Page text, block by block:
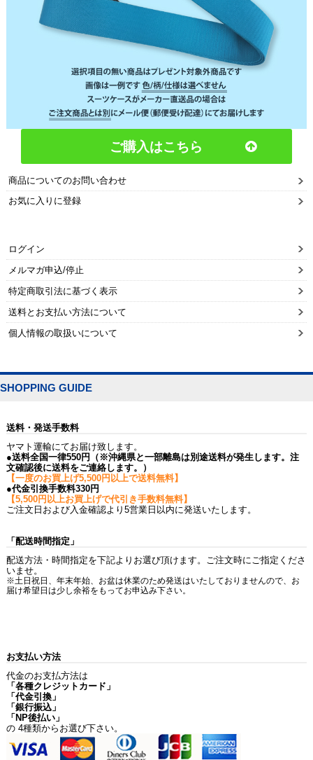
ご購入はこちら
商品についてのお問い合わせ
お気に入りに登録
ログイン
メルマガ申込/停止
特定商取引法に基づく表示
送料とお支払い方法について
個人情報の取扱いについて
SHOPPING GUIDE
送料・発送手数料
ヤマト運輸にてお届け致します。
●送料全国一律550円（※沖縄県と一部離島は別途送料が発生します。注
文確認後に送料をご連絡します。）
【一度のお買上げ5,500円以上で送料無料】
●代金引換手数料330円
【5,500円以上お買上げで代引き手数料無料】
ご注文日および入金確認より5営業日以内に発送いたします。
「配送時間指定」
配送方法・時間指定を下記よりお選び頂けます。ご注文時にご指定くださ
いませ。
※土日祝日、年末年始、お盆は休業のため発送はいたしておりませんので、お
届け希望日は少し余裕をもってお申込み下さい。
お支払い方法
代金のお支払方法は
「各種クレジットカード」
「代金引換」
「銀行振込」
「NP後払い」
の 4種類からお選び下さい。